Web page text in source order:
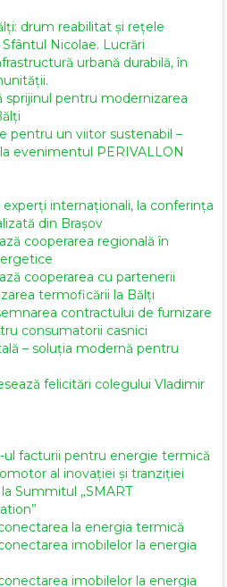
drum reabilitat și rețele
Nicolae. Lucrări
urbană durabilă, în
sprijinul pentru modernizarea
pentru un viitor sustenabil –
evenimentul PERIVALLON
experți internaționali, la conferința
din Brașov
cooperarea regională în
cooperarea cu partenerii
termoficării la Bălți
contractului de furnizare
consumatorii casnici
– soluția modernă pentru
felicitări colegului Vladimir
ul facturii pentru energie termică
al inovației și tranziției
Summitul „SMART
la energia termică
imobilelor la energia
imobilelor la energia